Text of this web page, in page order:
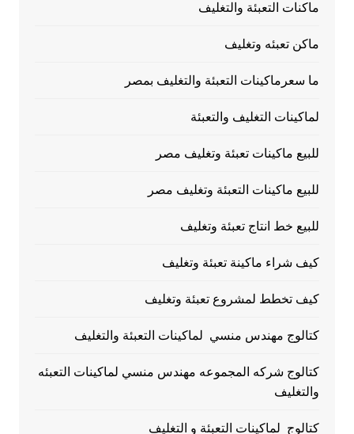
ماكنات التعبئة والتغليف
ماكن تعبئه وتغليف
ما سعرماكينات التعبئة والتغليف بمصر
لماكينات التغليف والتعبئة
للبيع ماكينات تعبئة وتغليف مصر
للبيع ماكينات التعبئة وتغليف مصر
للبيع خط انتاج تعبئة وتغليف
كيف شراء ماكينة تعبئة وتغليف
كيف تخطط لمشروع تعبئة وتغليف
كتالوج مهندس منسي لماكينات التعبئة والتغليف
كتالوج شركه المجموعه مهندس منسي لماكينات التعبئه
والتغليف
كتالوج لماكينات التعبئة و التغليف